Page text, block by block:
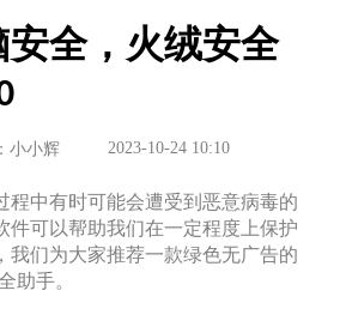
安全，火绒安全
小小辉 2023-10-24 10:10
程中有时可能会遭受到恶意病毒的
件可以帮助我们在一定程度上保护
我们为大家推荐一款绿色无广告的
助手。